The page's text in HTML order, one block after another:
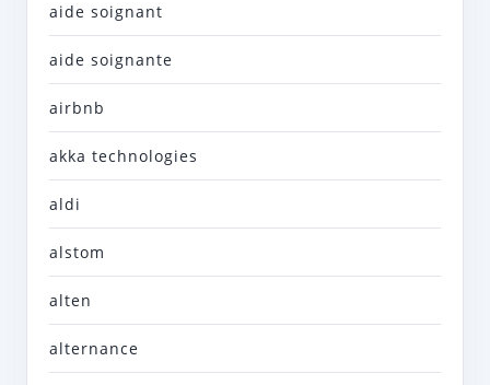
aide soignant
aide soignante
airbnb
akka technologies
aldi
alstom
alten
alternance